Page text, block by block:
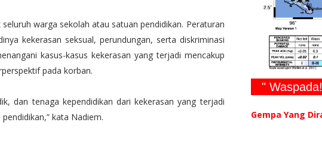
warga sekolah atau satuan pendidikan. Peraturan
kekerasan seksual, perundungan, serta diskriminasi
kasus-kasus kekerasan yang terjadi mencakup
pada korban.
dan tenaga kependidikan dari kekerasan yang terjadi
kata Nadiem.
"
Gempa Yang